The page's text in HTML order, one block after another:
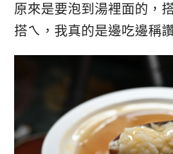
原來是要泡到湯裡面的，
搭ㄟ，我真的是邊吃邊稱